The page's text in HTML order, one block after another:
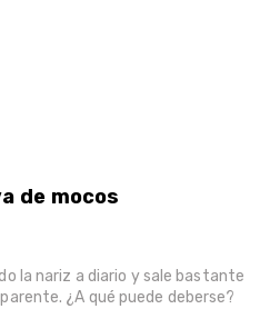
de mocos
la nariz a diario y sale bastante
¿A qué puede deberse?